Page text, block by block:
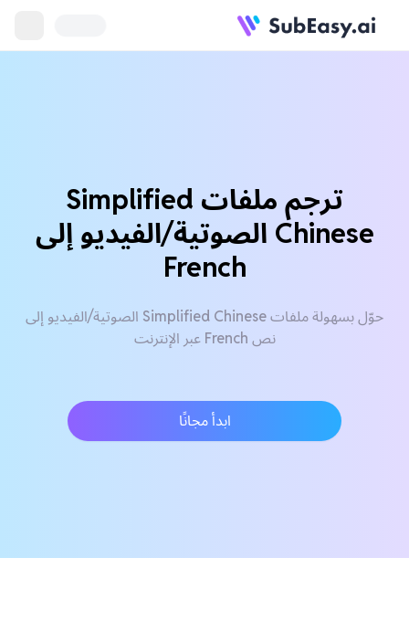
ترجم ملفات Simplified
Chinese الصوتية/الفيديو إلى
French
حوّل بسهولة ملفات Simplified Chinese الصوتية/الفيديو إلى
نص French عبر الإنترنت
ابدأ مجانًا